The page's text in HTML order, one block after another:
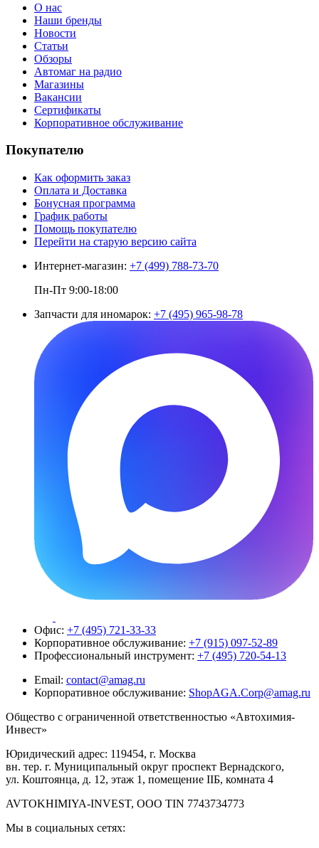
О нас
Наши бренды
Новости
Статьи
Обзоры
Автомаг на радио
Магазины
Вакансии
Сертификаты
Корпоративное обслуживание
Покупателю
Как оформить заказ
Оплата и Доставка
Бонусная программа
График работы
Помощь покупателю
Перейти на старую версию сайта
Интернет-магазин: +7 (499) 788-73-70
Пн-Пт 9:00-18:00
Запчасти для иномарок: +7 (495) 965-98-78
Офис: +7 (495) 721-33-33
Корпоративное обслуживание: +7 (915) 097-52-89
Профессиональный инструмент: +7 (495) 720-54-13
Email: contact@amag.ru
Корпоративное обслуживание: ShopAGA.Corp@amag.ru
Общество с ограниченной ответственностью «Автохимия-
Инвест»
Юридический адрес: 119454, г. Москва
вн. тер. г. Муниципальный округ проспект Вернадского,
ул. Коштоянца, д. 12, этаж 1, помещение IIБ, комната 4
AVTOKHIMIYA-INVEST, OOO TIN 7743734773
Мы в социальных сетях: